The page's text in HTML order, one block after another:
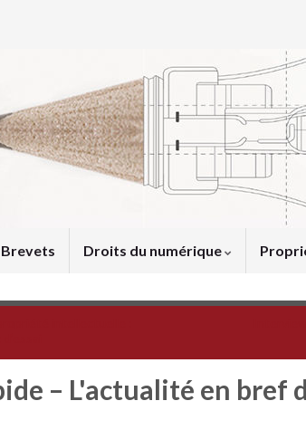
Brevets Droits du numérique
– L'actualité en bref